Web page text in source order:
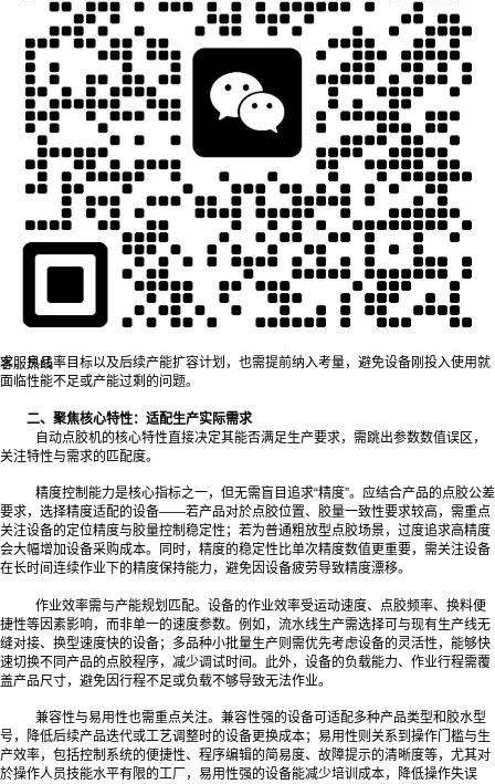
一、先明确核心需求：锚定选机基础
选机的首要前提是厘清自身生产的核心诉求，需求越具体，选机的针对性越
强。首先需明确点胶的应用场景，是小规模样品试制、中批量连续生产还是大规模流
水线作业，场景直接决定设备的自动化程度与产能适配性。其次要明确点胶对象的特
性，包括被点胶产品的材质、尺寸、点胶位置的复杂度，例如微小元器件的精密点胶
与大型构件的大面积涂胶，对设备的精度控制和作业范围要求截然不同。
同时，胶水类型是不可忽视的关键因素。不同胶水的流动性、粘度、固化条件
存在差异，对应的点胶方式与设备结构也需适配，例如高粘度胶水需具备更强压力输
求、良品率目标以及后续产能扩容计划，也需提前纳入考量，避免设备刚投入使用就
面临性能不足或产能过剩的问题。
二、聚焦核心特性：适配生产实际需求
自动点胶机的核心特性直接决定其能否满足生产要求，需跳出参数数值误区，
关注特性与需求的匹配度。
精度控制能力是核心指标之一，但无需盲目追求“精度”。应结合产品的点胶公差
要求，选择精度适配的设备——若产品对於点胶位置、胶量一致性要求较高，需重点
关注设备的定位精度与胶量控制稳定性；若为普通粗放型点胶场景，过度追求高精度
会大幅增加设备采购成本。同时，精度的稳定性比单次精度数值更重要，需关注设备
在长时间连续作业下的精度保持能力，避免因设备疲劳导致精度漂移。
作业效率需与产能规划匹配。设备的作业效率受运动速度、点胶频率、换料便
捷性等因素影响，而非单一的速度参数。例如，流水线生产需选择可与现有生产线无
缝对接、换型速度快的设备；多品种小批量生产则需优先考虑设备的灵活性，能够快
速切换不同产品的点胶程序，减少调试时间。此外，设备的负载能力、作业行程需覆
盖产品尺寸，避免因行程不足或负载不够导致无法作业。
兼容性与易用性也需重点关注。兼容性强的设备可适配多种产品类型和胶水型
号，降低后续产品迭代或工艺调整时的设备更换成本；易用性则关系到操作门槛与生
产效率，包括控制系统的便捷性、程序编辑的简易度、故障提示的清晰度等，尤其对
於操作人员技能水平有限的工厂，易用性强的设备能减少培训成本，降低操作失误
客服热线